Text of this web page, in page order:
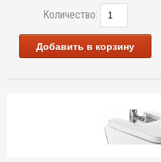
Количество:
Добавить в корзину